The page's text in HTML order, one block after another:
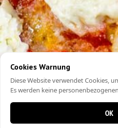
Cookies Warnung
Diese Website verwendet Cookies,
Es werden keine
OK